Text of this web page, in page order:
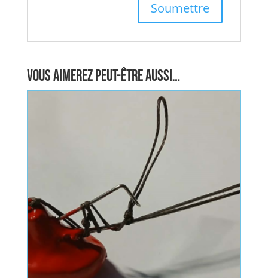
Vous aimerez peut-être aussi…